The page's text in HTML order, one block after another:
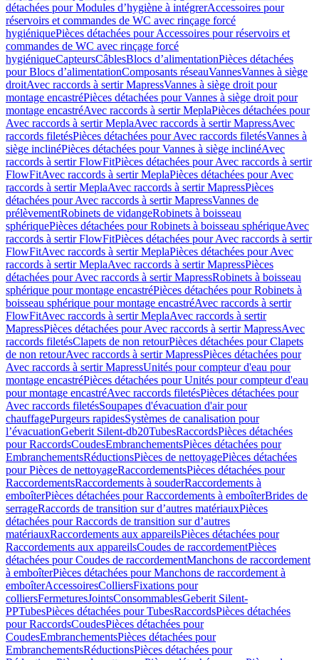
détachées pour Modules d’hygiène à intégrerAccessoires pour
réservoirs et commandes de WC avec rinçage forcé
hygiéniquePièces détachées pour Accessoires pour réservoirs et
commandes de WC avec rinçage forcé
hygiéniqueCapteursCâblesBlocs d’alimentationPièces détachées
pour Blocs d’alimentationComposants réseauVannesVannes à siège
droitAvec raccords à sertir MapressVannes à siège droit pour
montage encastréPièces détachées pour Vannes à siège droit pour
montage encastréAvec raccords à sertir MeplaPièces détachées pour
Avec raccords à sertir MeplaAvec raccords à sertir MapressAvec
raccords filetésPièces détachées pour Avec raccords filetésVannes à
siège inclinéPièces détachées pour Vannes à siège inclinéAvec
raccords à sertir FlowFitPièces détachées pour Avec raccords à sertir
FlowFitAvec raccords à sertir MeplaPièces détachées pour Avec
raccords à sertir MeplaAvec raccords à sertir MapressPièces
détachées pour Avec raccords à sertir MapressVannes de
prélèvementRobinets de vidangeRobinets à boisseau
sphériquePièces détachées pour Robinets à boisseau sphériqueAvec
raccords à sertir FlowFitPièces détachées pour Avec raccords à sertir
FlowFitAvec raccords à sertir MeplaPièces détachées pour Avec
raccords à sertir MeplaAvec raccords à sertir MapressPièces
détachées pour Avec raccords à sertir MapressRobinets à boisseau
sphérique pour montage encastréPièces détachées pour Robinets à
boisseau sphérique pour montage encastréAvec raccords à sertir
FlowFitAvec raccords à sertir MeplaAvec raccords à sertir
MapressPièces détachées pour Avec raccords à sertir MapressAvec
raccords filetésClapets de non retourPièces détachées pour Clapets
de non retourAvec raccords à sertir MapressPièces détachées pour
Avec raccords à sertir MapressUnités pour compteur d'eau pour
montage encastréPièces détachées pour Unités pour compteur d'eau
pour montage encastréAvec raccords filetésPièces détachées pour
Avec raccords filetésSoupapes d'évacuation d'air pour
chauffagePurgeurs rapidesSystèmes de canalisation pour
l’évacuationGeberit Silent-db20TubesRaccordsPièces détachées
pour RaccordsCoudesEmbranchementsPièces détachées pour
EmbranchementsRéductionsPièces de nettoyagePièces détachées
pour Pièces de nettoyageRaccordementsPièces détachées pour
RaccordementsRaccordements à souderRaccordements à
emboîterPièces détachées pour Raccordements à emboîterBrides de
serrageRaccords de transition sur d’autres matériauxPièces
détachées pour Raccords de transition sur d’autres
matériauxRaccordements aux appareilsPièces détachées pour
Raccordements aux appareilsCoudes de raccordementPièces
détachées pour Coudes de raccordementManchons de raccordement
à emboîterPièces détachées pour Manchons de raccordement à
emboîterAccessoiresColliersFixations pour
colliersFermeturesJointsConsommablesGeberit Silent-
PPTubesPièces détachées pour TubesRaccordsPièces détachées
pour RaccordsCoudesPièces détachées pour
CoudesEmbranchementsPièces détachées pour
EmbranchementsRéductionsPièces détachées pour